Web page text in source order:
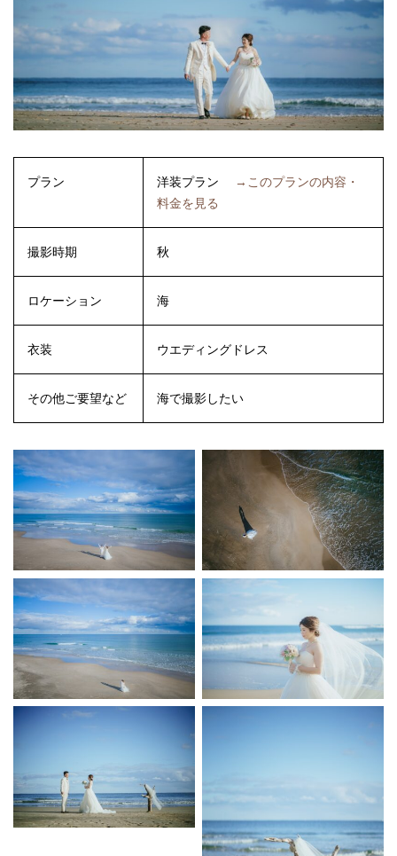
プラン 洋装プラン
→このプランの内容・
料金を見る
撮影時期 秋
ロケーション 海
衣装 ウエディングドレス
その他ご要望など 海で撮影したい